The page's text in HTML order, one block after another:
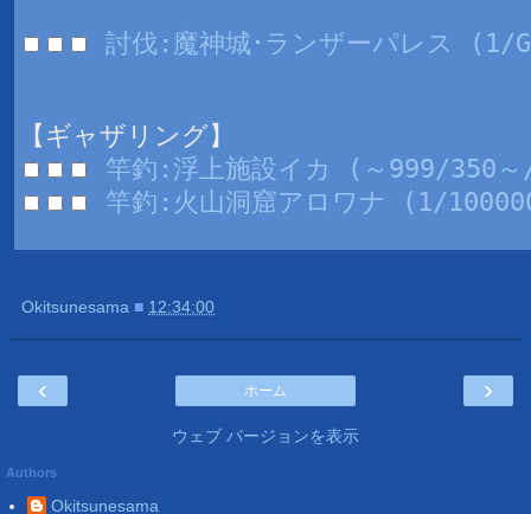
討伐:魔神城･ランザーパレス
【ギャザリング】
竿釣:浮上施設イカ (～999/350
竿釣:火山洞窟アロワナ (1/
Okitsunesama ■ 12:34:00
‹ ›
ホーム
ウェブ バージョンを表示
Authors
Okitsunesama